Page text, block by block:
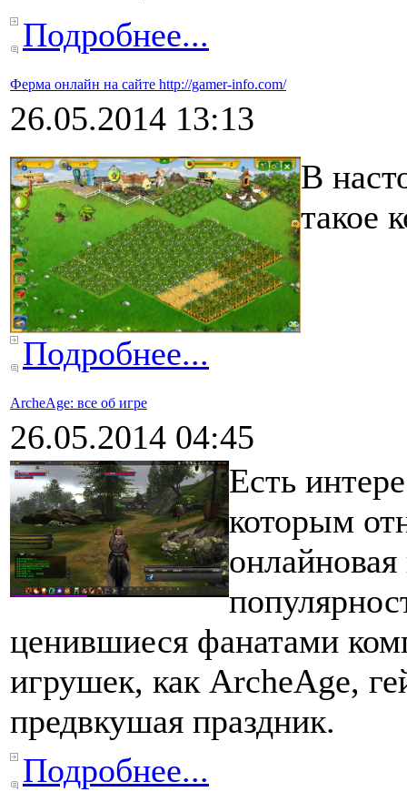
Подробнее...
Ферма онлайн на сайте http://gamer-info.com/
26.05.2014 13:13
В
такое
Подробнее...
ArcheAge: все об игре
26.05.2014 04:45
Есть
которым
онлайновая
ценившиеся фанатами
игрушек, как ArcheAge,
предвкушая праздник.
Подробнее...